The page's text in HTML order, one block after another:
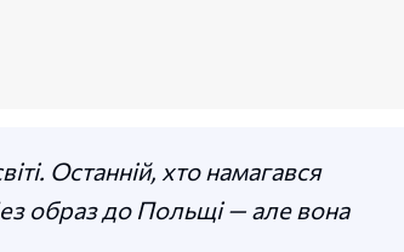
Останній, хто намагався
образ до Польщі — але вона